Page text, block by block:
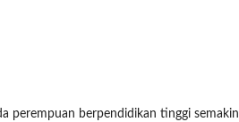
perempuan berpendidikan tinggi semakin